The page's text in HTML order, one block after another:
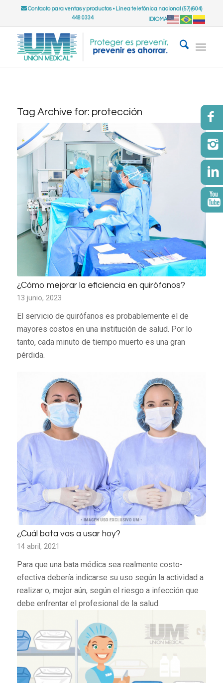
Contacto para ventas y productos• Línea telefónica nacional (57) (604)
448 0334
IDIOMA
Tag Archive for: protección
¿Cómo mejorar la eficiencia en quirófanos?
13 junio, 2023
El servicio de quirófanos es probablemente el de
mayores costos en una institución de salud. Por lo
tanto, cada minuto de tiempo muerto es una gran
pérdida.
¿Cuál bata vas a usar hoy?
14 abril, 2021
Para que una bata médica sea realmente costo-
efectiva debería indicarse su uso según la actividad a
realizar o, mejor aún, según el riesgo a infección que
debe enfrentar el profesional de la salud.